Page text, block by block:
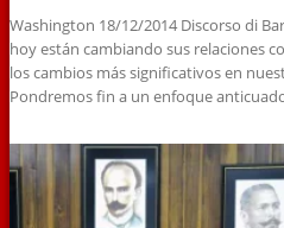
Washington 18/12/2014 Discorso di
hoy están cambiando sus relaciones
los cambios más significativos en
Pondremos fin a un enfoque